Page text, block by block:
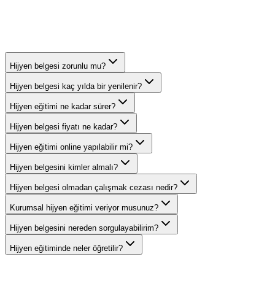
Hijyen belgesi zorunlu mu?
Hijyen belgesi kaç yılda bir yenilenir?
Hijyen eğitimi ne kadar sürer?
Hijyen belgesi fiyatı ne kadar?
Hijyen eğitimi online yapılabilir mi?
Hijyen belgesini kimler almalı?
Hijyen belgesi olmadan çalışmak cezası nedir?
Kurumsal hijyen eğitimi veriyor musunuz?
Hijyen belgesini nereden sorgulayabilirim?
Hijyen eğitiminde neler öğretilir?